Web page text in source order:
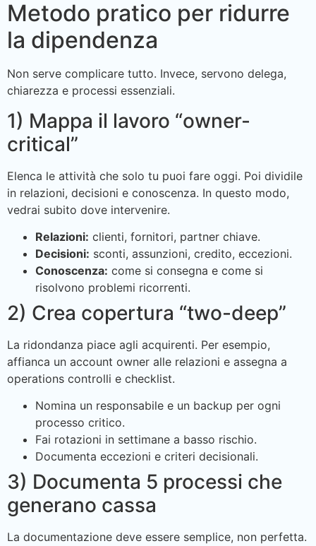
Metodo pratico per ridurre
la dipendenza
Non serve complicare tutto. Invece, servono delega,
chiarezza e processi essenziali.
1) Mappa il lavoro “owner-
critical”
Elenca le attività che solo tu puoi fare oggi. Poi dividile
in relazioni, decisioni e conoscenza. In questo modo,
vedrai subito dove intervenire.
Relazioni: clienti, fornitori, partner chiave.
Decisioni: sconti, assunzioni, credito, eccezioni.
Conoscenza: come si consegna e come si
risolvono problemi ricorrenti.
2) Crea copertura “two-deep”
La ridondanza piace agli acquirenti. Per esempio,
affianca un account owner alle relazioni e assegna a
operations controlli e checklist.
Nomina un responsabile e un backup per ogni
processo critico.
Fai rotazioni in settimane a basso rischio.
Documenta eccezioni e criteri decisionali.
3) Documenta 5 processi che
generano cassa
La documentazione deve essere semplice, non perfetta.